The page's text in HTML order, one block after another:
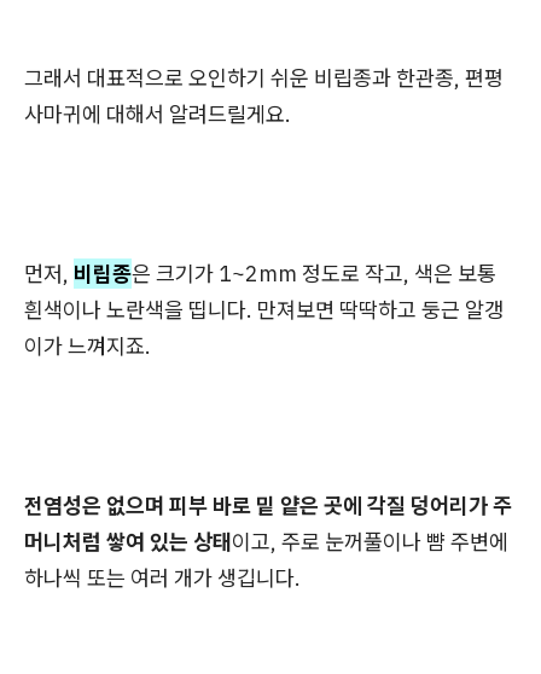
그래서 대표적으로 오인하기 쉬운 비립종과 한관종, 편평
사마귀에 대해서 알려드릴게요.
먼저, 비립종은 크기가 1~2mm 정도로 작고, 색은 보통
흰색이나 노란색을 띱니다. 만져보면 딱딱하고 둥근 알갱
이가 느껴지죠.
전염성은 없으며 피부 바로 밑 얕은 곳에 각질 덩어리가 주
머니처럼 쌓여 있는 상태이고, 주로 눈꺼풀이나 뺨 주변에
하나씩 또는 여러 개가 생깁니다.